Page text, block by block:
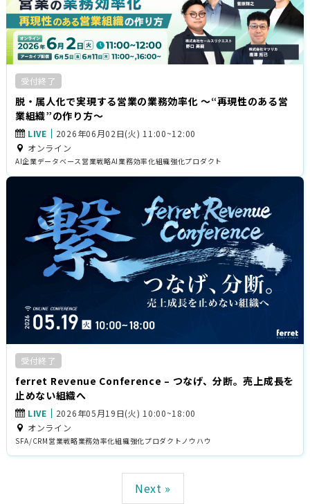
受付終了
脱・属人化で実現する営業の業務効率化 〜“再現性のある営
業組織”の作り方〜
LIVE
2026年06月02日(火) 11:00~12:00
オンライン
AI企業データベース 営業戦略AI 業務効率化組織強化プロダクト
受付終了
ferret Revenue Conference – つなげ、分断。売上成長を
止めない組織へ
LIVE
2026年05月19日(火) 10:00~18:00
オンライン
SFA/CRM 営業戦略業務効率化組織強化プロダクトノウハウ
Next »